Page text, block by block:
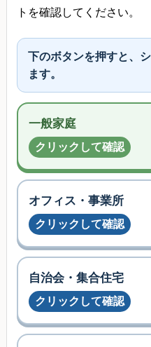
トを確認してください。
下のボタンを押すと、
ます。
一般家庭
クリックして確認
オフィス・事業所
クリックして確認
自治会・集合住宅
クリックして確認